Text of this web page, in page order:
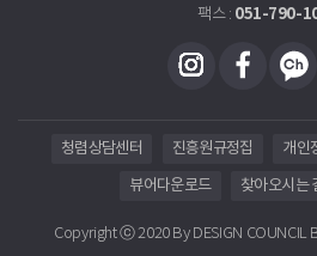
팩스 : 051-790-
청렴상담센터 진흥원규정집 개인
뷰어다운로드 찾아오시는
Copyright ⓒ 2020 By DESIGN COUNCIL